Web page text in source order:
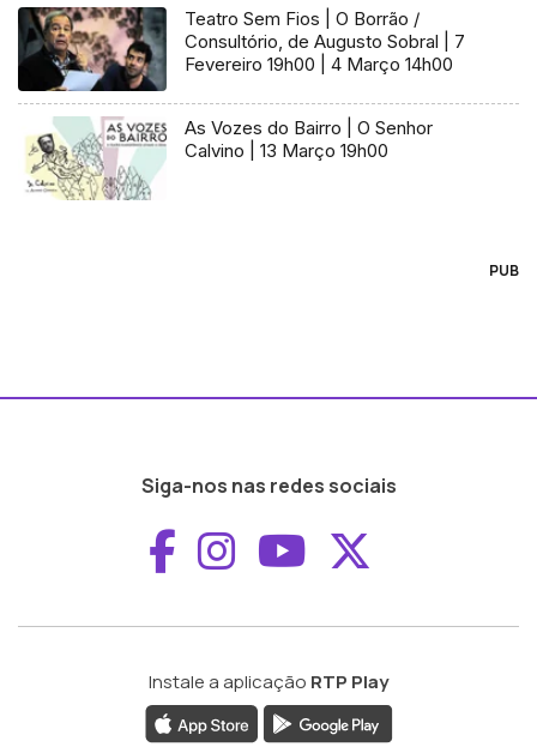
Teatro Sem Fios | O Borrão /
Consultório, de Augusto Sobral | 7
Fevereiro 19h00 | 4 Março 14h00
As Vozes do Bairro | O Senhor
Calvino | 13 Março 19h00
PUB
Siga-nos nas redes sociais
Aceder ao
Aceder ao
Aceder ao
Instale a aplicação RTP Play